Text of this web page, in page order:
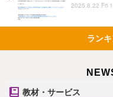
2025.8.22 Fri
ラン
教材・サービス